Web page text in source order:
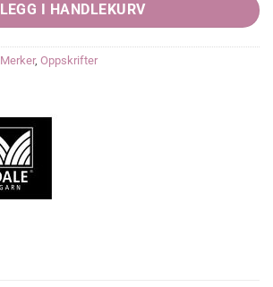
LEGG I HANDLEKURV
Merker, Oppskrifter